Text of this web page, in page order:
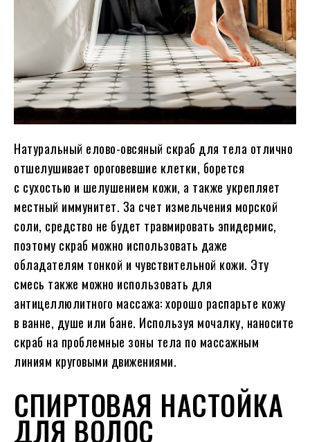
Натуральный елово-овсяный скраб для тела отлично
отшелушивает ороговевшие клетки, борется
с сухостью и шелушением кожи, а также укрепляет
местный иммунитет. За счет измельчения морской
соли, средство не будет травмировать эпидермис,
поэтому скраб можно использовать даже
обладателям тонкой и чувствительной кожи. Эту
смесь также можно использовать для
антицеллюлитного массажа: хорошо распарьте кожу
в ванне, душе или бане. Используя мочалку, наносите
скраб на проблемные зоны тела по массажным
линиям круговыми движениями.
СПИРТОВАЯ НАСТОЙКА
ДЛЯ ВОЛОС